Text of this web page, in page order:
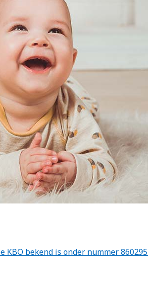
KBO bekend is onder nummer